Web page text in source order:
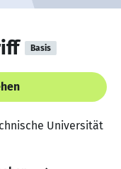
Basis
Universität